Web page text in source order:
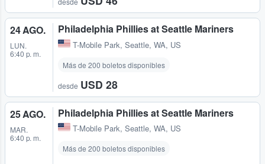
24 AGO.
LUN.
6:40 p. m.
Philadelphia Phillies at Seattle Mariners
T-Mobile Park, Seattle, WA, US
Más de 200 boletos disponibles
desde USD 28
25 AGO.
MAR.
6:40 p. m.
Philadelphia Phillies at Seattle Mariners
T-Mobile Park, Seattle, WA, US
Más de 200 boletos disponibles